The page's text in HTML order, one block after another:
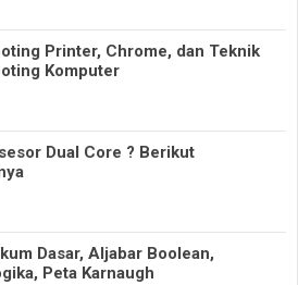
Printer, Chrome, dan Teknik
Komputer
Dual Core ? Berikut
Dasar, Aljabar Boolean,
Peta Karnaugh